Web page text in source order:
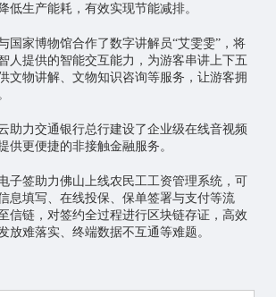
低生产能耗，有效实现节能减排。
国家博物馆合作了数字讲解员“艾雯雯”，将
人提供的智能交互能力，为游客串讲上下五
文物讲解、文物知识咨询等服务，让游客拥
助力交通银行总行建设了企业级在线音视频
供更便捷的非接触金融服务。
子签助力佛山上线农民工工资管理系统，可
息填写、在线投保、保单签署与支付等流
信链，对签约全过程进行区块链存证，高效
放难落实、终端数据不互通等难题。